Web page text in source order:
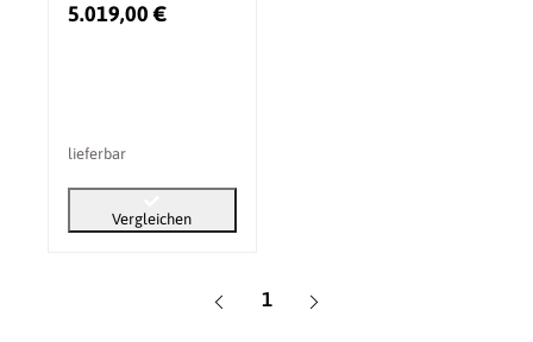
5.019,00 €
lieferbar
Vergleichen
Seite
1